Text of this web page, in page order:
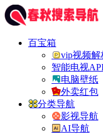
百宝箱
vip视频解
智能电视
电脑壁纸
外卖红包
分类导航
影视导航
AI导航